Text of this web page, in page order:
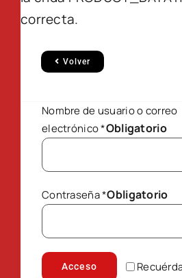
correcta.
Volver
Nombre de usuario o correo
electrónico*Obligatorio
Contraseña*Obligatorio
Acceso